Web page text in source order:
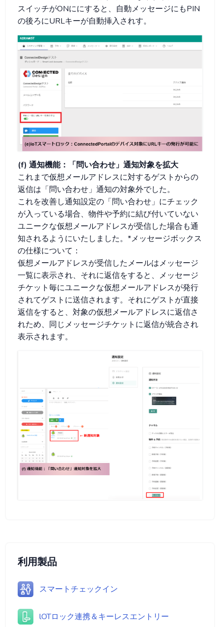
利用製品
スマートチェックイン
lOTロック連携＆キーレスエントリー
スイッチがONににすると、自動メッセージにもPIN
の後ろにURLキーが自動挿入されす。
(f) 通知機能：「問い合わせ」通知対象を拡大
これまで仮想メールアドレスに対するゲストからの
返信は「問い合わせ」通知の対象外でした。
これを改善し通知設定の「問い合わせ」にチェック
が入っている場合、物件や予約に結び付いていない
ユニークな仮想メールアドレスが受信した場合も通
知されるようにいたしました。*メッセージボックス
の仕様について：
仮想メールアドレスが受信したメールはメッセージ
一覧に表示され、それに返信をすると、メッセージ
チケット毎にユニークな仮想メールアドレスが発行
されてゲストに送信されます。それにゲストが直接
返信をすると、対象の仮想メールアドレスに返信さ
れため、同じメッセージチケットに返信が統合され
表示されます。